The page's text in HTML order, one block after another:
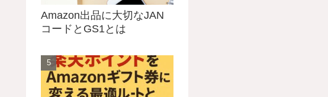
Amazon出品に大切なJAN
コードとGS1とは